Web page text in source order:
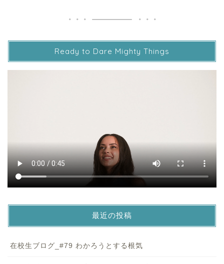
Ready to Dare Mighty Things
最近の投稿
在校生ブログ_#79 わかろうとする根気